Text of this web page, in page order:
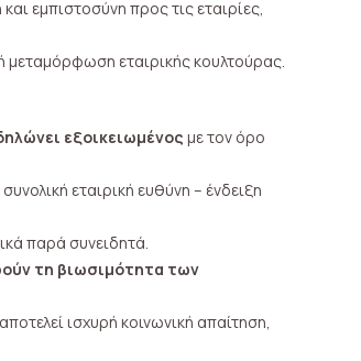
εμπιστοσύνη προς τις εταιρίες,
μεταμόρφωση εταιρικής κουλτούρας.
εξοικειωμένος με τον όρο
εταιρική ευθύνη – ένδειξη
παρά συνειδητά.
τη βιωσιμότητα των
ισχυρή κοινωνική απαίτηση,